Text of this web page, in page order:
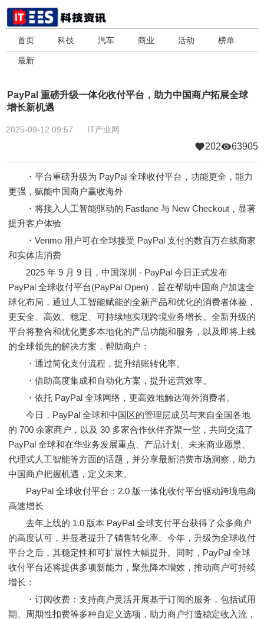
首页 科技 汽车 商业 活动 榜单
最新
PayPal 重磅升级一体化收付平台，助力中国商户拓展全球
增长新机遇
2025-09-12 09:57 IT产业网
202 63905
・平台重磅升级为 PayPal 全球收付平台，功能更全，能力
更强，赋能中国商户赢收海外
・将接入人工智能驱动的 Fastlane 与 New Checkout，显著
提升客户体验
・Venmo 用户可在全球接受 PayPal 支付的数百万在线商家
和实体店消费
2025 年 9 月 9 日，中国深圳 - PayPal 今日正式发布
PayPal 全球收付平台(PayPal Open)，旨在帮助中国商户加速全
球化布局，通过人工智能赋能的全新产品和优化的消费者体验，
更安全、高效、稳定、可持续地实现跨境业务增长。全新升级的
平台将整合和优化更多本地化的产品功能和服务，以及即将上线
的全球领先的解决方案，帮助商户：
・通过简化支付流程，提升结账转化率。
・借助高度集成和自动化方案，提升运营效率。
・依托 PayPal 全球网络，更高效地触达海外消费者。
今日，PayPal 全球和中国区的管理层成员与来自全国各地
的 700 余家商户，以及 30 多家合作伙伴齐聚一堂，共同交流了
PayPal 全球和在华业务发展重点、产品计划、未来商业愿景、
代理式人工智能等方面的话题，并分享最新消费市场洞察，助力
中国商户把握机遇，定义未来。
PayPal 全球收付平台：2.0 版一体化收付平台驱动跨境电商
高速增长
去年上线的 1.0 版本 PayPal 全球支付平台获得了众多商户
的高度认可，并显著提升了销售转化率。今年，升级为全球收付
平台之后，其稳定性和可扩展性大幅提升。同时，PayPal 全球
收付平台还将提供多项新能力，聚焦降本增效，推动商户可持续
增长：
・订阅收费：支持商户灵活开展基于订阅的服务，包括试用
期、周期性扣费等多种自定义选项，助力商户打造稳定收入流，